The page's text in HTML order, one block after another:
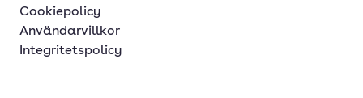
Cookiepolicy
Användarvillkor
Integritetspolicy